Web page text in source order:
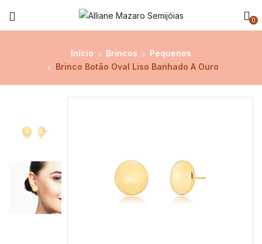
0
Início Brincos
Pequenos
Brinco Botão Oval Liso Banhado A Ouro